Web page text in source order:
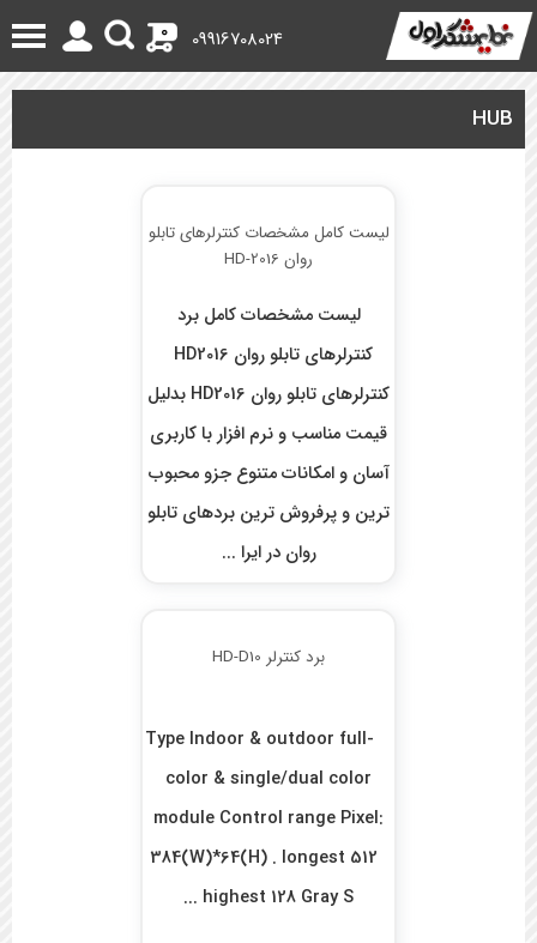
09916708024
0
HUB
لیست کامل مشخصات کنترلرهای تابلو
روان HD-2016
لیست مشخصات کامل برد
کنترلرهای تابلو روان HD2016 بدلیل
قیمت مناسب و نرم افزار با کاربری
آسان و امکانات متنوع جزو محبوب
ترین و پرفروش ترین بردهای تابلو
روان در ایرا ...
برد کنترلر HD-D10
Type Indoor & outdoor full-
color & single/dual color
module Control range Pixel:
384(W)*64(H) . longest 512
highest 128 Gray S ...